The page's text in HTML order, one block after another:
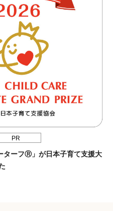
PR
ターフⓇ」が日本子育て支援大